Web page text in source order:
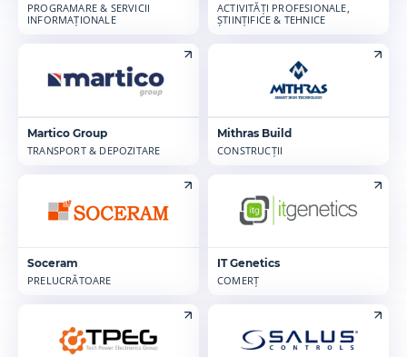
PROGRAMARE & SERVICII
INFORMAȚIONALE
ACTIVITĂȚI PROFESIONALE,
ȘTIINȚIFICE & TEHNICE
Martico Group
TRANSPORT & DEPOZITARE
Mithras Build
CONSTRUCȚII
Soceram
PRELUCRĂTOARE
IT Genetics
COMERȚ